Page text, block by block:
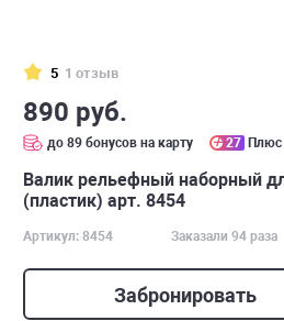
5 1 отзыв
890 руб.
до 89 бонусов на карту 27 Плюс
Валик рельефный наборный
(пластик) арт. 8454
Артикул: 8454 Заказали 94 раза
Забронировать